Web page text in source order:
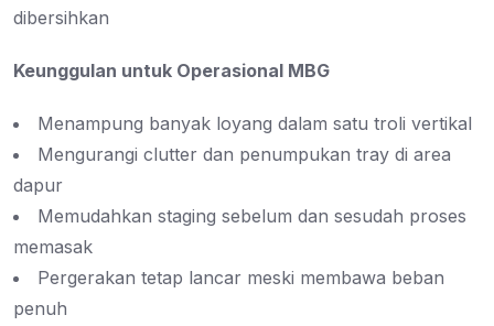
dibersihkan
Keunggulan untuk Operasional MBG
Menampung banyak loyang dalam satu troli vertikal
Mengurangi clutter dan penumpukan tray di area
dapur
Memudahkan staging sebelum dan sesudah proses
memasak
Pergerakan tetap lancar meski membawa beban
penuh